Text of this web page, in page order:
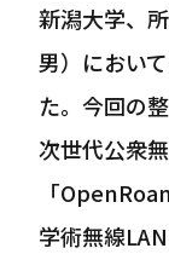
新潟大学、
男）におい
た。今回の
次世代公衆
「
学術無線